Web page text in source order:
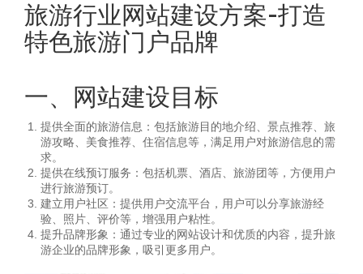
旅游行业网站建设方案-打造
特色旅游门户品牌
一、网站建设目标
提供全面的旅游信息：包括旅游目的地介绍、景点推荐、旅
游攻略、美食推荐、住宿信息等，满足用户对旅游信息的需
求。
提供在线预订服务：包括机票、酒店、旅游团等，方便用户
进行旅游预订。
建立用户社区：提供用户交流平台，用户可以分享旅游经
验、照片、评价等，增强用户粘性。
提升品牌形象：通过专业的网站设计和优质的内容，提升旅
游企业的品牌形象，吸引更多用户。